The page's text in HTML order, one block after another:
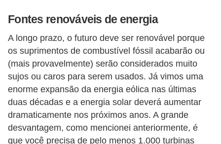
Fontes renováveis de energia
A longo prazo, o futuro deve ser renovável porque
os suprimentos de combustível fóssil acabarão ou
(mais provavelmente) serão considerados muito
sujos ou caros para serem usados. Já vimos uma
enorme expansão da energia eólica nas últimas
duas décadas e a energia solar deverá aumentar
dramaticamente nos próximos anos. A grande
desvantagem, como mencionei anteriormente, é
que você precisa de pelo menos 1.000 turbinas